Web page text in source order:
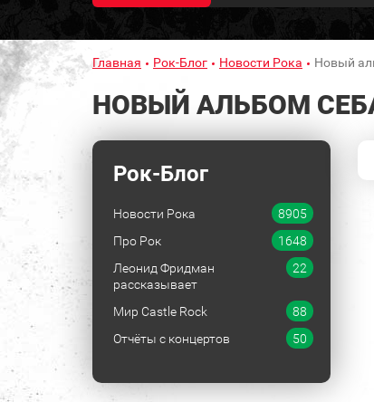
Главная Рок-Блог Новости Рока Новый
НОВЫЙ АЛЬБОМ
Рок-Блог
Новости Рока
8905
Про Рок
1648
Леонид Фридман
рассказывает
22
Мир Castle Rock
88
Отчёты с концертов
50